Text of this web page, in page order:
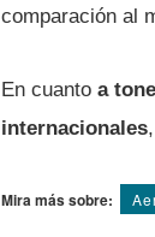
comparación al
En cuanto a
internacionales
Mira más sobre: